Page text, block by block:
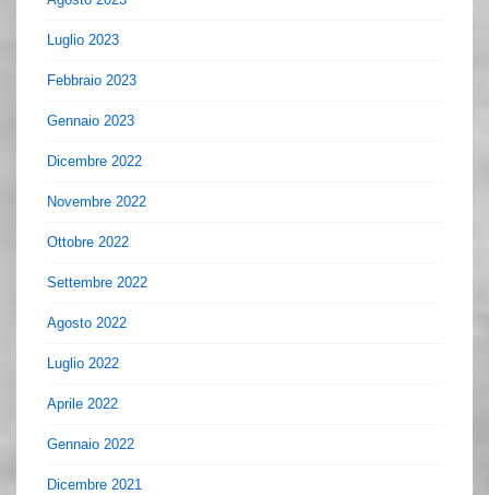
Luglio 2023
Febbraio 2023
Gennaio 2023
Dicembre 2022
Novembre 2022
Ottobre 2022
Settembre 2022
Agosto 2022
Luglio 2022
Aprile 2022
Gennaio 2022
Dicembre 2021